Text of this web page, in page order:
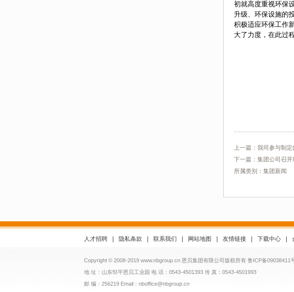
初就高度重视环保
升级、环保设施的
积极适应环保工作
大了力度 ，在此过
上一篇： 我司参与制
下一篇： 集团公司召
所属类别：集团新闻
人才招聘 隐私条款 联系我们 网站地图 友情链接 下载中心
Copyright © 2008-2019 www.nbgroup.cn 恩贝集团有限公司版权所有 鲁ICP备09038411
地 址：山东邹平恩贝工业园 电 话：0543-4501393 传 真：0543-4501993
邮 编：256219 Email：nboffice@nbgroup.cn